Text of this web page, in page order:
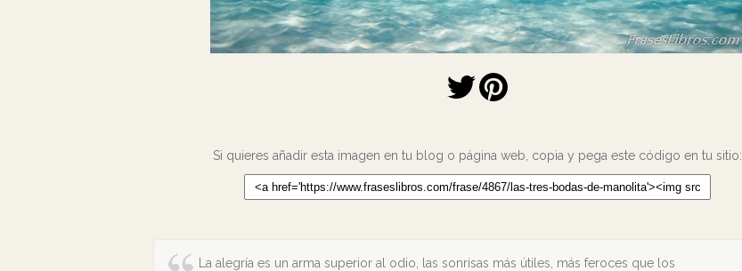
Si quieres añadir esta imagen en tu blog o página web, copia y pega este código en tu sitio:
La alegría es un arma superior al odio, las sonrisas más útiles, más feroces que los